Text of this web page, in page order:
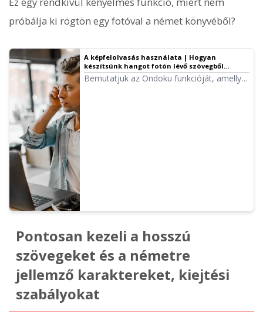
próbálja ki rögtön egy fotóval a német könyvéből?
A képfelolvasás használata | Hogyan
készítsünk hangot fotón lévő szövegből
ingyenes OCR-rel
Bemutatjuk az Ondoku funkcióját, amellyel
Pontosan kezeli a hosszú
szövegeket és a németre
jellemző karaktereket, kiejtési
szabályokat